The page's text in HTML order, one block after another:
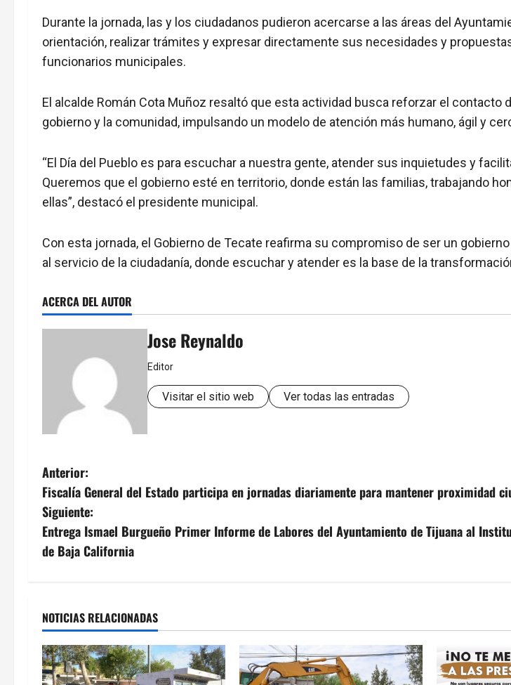
Durante la jornada, las y los ciudadanos pudieron acercarse a las áreas del
orientación, realizar trámites y expresar directamente sus necesidades y
funcionarios municipales.
El alcalde Román Cota Muñoz resaltó que esta actividad busca reforzar el contacto
gobierno y la comunidad, impulsando un modelo de atención más humano, ágil y
“El Día del Pueblo es para escuchar a nuestra gente, atender sus inquietudes y
Queremos que el gobierno esté en territorio, donde están las familias, trabajando
ellas”, destacó el presidente municipal.
Con esta jornada, el Gobierno de Tecate reafirma su compromiso de ser un
al servicio de la ciudadanía, donde escuchar y atender es la base de la
ACERCA DEL AUTOR
Jose Reynaldo
Editor
Visitar el sitio web Ver todas las entradas
N
a
v
e
a
c
Anterior:
Fiscalía General del Estado participa en jornadas diariamente para mantener proximidad
Siguiente:
Entrega Ismael Burgueño Primer Informe de Labores del Ayuntamiento de Tijuana al
de Baja California
NOTICIAS RELACIONADAS